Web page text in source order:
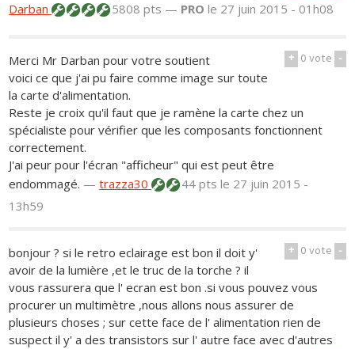
Darban
5808 pts — PRO le 27 juin 2015 - 01h08
+ 0vote -
Merci Mr Darban pour votre soutient
voici ce que j'ai pu faire comme image sur toute
la carte d'alimentation.
Reste je croix qu'il faut que je ramène la carte chez un
spécialiste pour vérifier que les composants fonctionnent
correctement.
J'ai peur pour l'écran "afficheur" qui est peut être
endommagé. —trazza30 44 ptsle 27 juin 2015 -
13h59
+ 0vote -
bonjour ? si le retro eclairage est bon il doit y'
avoir de la lumière ,et le truc de la torche ? il
vous rassurera que l' ecran est bon .si vous pouvez vous
procurer un multimètre ,nous allons nous assurer de
plusieurs choses ; sur cette face de l' alimentation rien de
suspect il y' a des transistors sur l' autre face avec d'autres